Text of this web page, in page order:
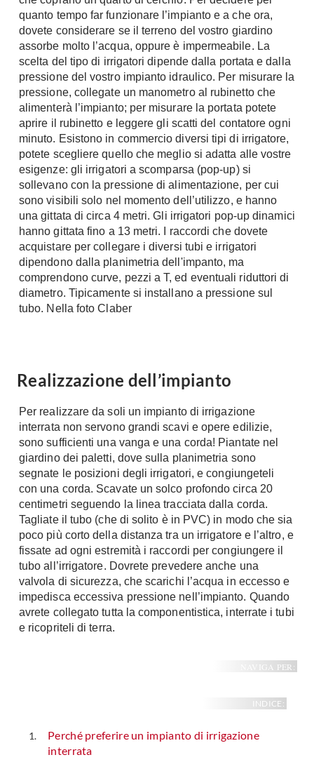
Materassi
Lattice
Memory Foam
Reti Letto
Cuscini
Consigli materassi
Bagno
Arredo Bagno
Sanitari
Cabine Doccia
Idromassaggio
Accessori Bagno
Rubinetteria
Vasche da Bagno
Tende da sole
A Chiocciola
Scale Interni
Ringhiere
Rivestimenti
Ceramica
Cotto
Resina
Parquet
Gres
Laminato
Moquette
Carta da parati
Pavimenti esterni
Bricolage
quanto tempo far funzionare l’impianto e a che ora,
dovete considerare se il terreno del vostro giardino
assorbe molto l’acqua, oppure è impermeabile. La
scelta del tipo di irrigatori dipende dalla portata e dalla
pressione del vostro impianto idraulico. Per misurare la
pressione, collegate un manometro al rubinetto che
alimenterà l’impianto; per misurare la portata potete
aprire il rubinetto e leggere gli scatti del contatore ogni
minuto. Esistono in commercio diversi tipi di irrigatore,
potete scegliere quello che meglio si adatta alle vostre
esigenze: gli irrigatori a scomparsa (pop-up) si
sollevano con la pressione di alimentazione, per cui
sono visibili solo nel momento dell’utilizzo, e hanno
una gittata di circa 4 metri. Gli irrigatori pop-up dinamici
hanno gittata fino a 13 metri. I raccordi che dovete
acquistare per collegare i diversi tubi e irrigatori
dipendono dalla planimetria dell'impanto, ma
comprendono curve, pezzi a T, ed eventuali riduttori di
diametro. Tipicamente si installano a pressione sul
tubo. Nella foto Claber
Realizzazione dell’impianto
Per realizzare da soli un impianto di irrigazione
interrata non servono grandi scavi e opere edilizie,
sono sufficienti una vanga e una corda! Piantate nel
giardino dei paletti, dove sulla planimetria sono
segnate le posizioni degli irrigatori, e congiungeteli
con una corda. Scavate un solco profondo circa 20
centimetri seguendo la linea tracciata dalla corda.
Tagliate il tubo (che di solito è in PVC) in modo che sia
poco più corto della distanza tra un irrigatore e l’altro, e
fissate ad ogni estremità i raccordi per congiungere il
tubo all’irrigatore. Dovrete prevedere anche una
valvola di sicurezza, che scarichi l’acqua in eccesso e
impedisca eccessiva pressione nell’impianto. Quando
avrete collegato tutta la componentistica, interrate i tubi
e ricopriteli di terra.
NAVIGA PER:
INDICE:
Perché preferire un impianto di irrigazione
interrata